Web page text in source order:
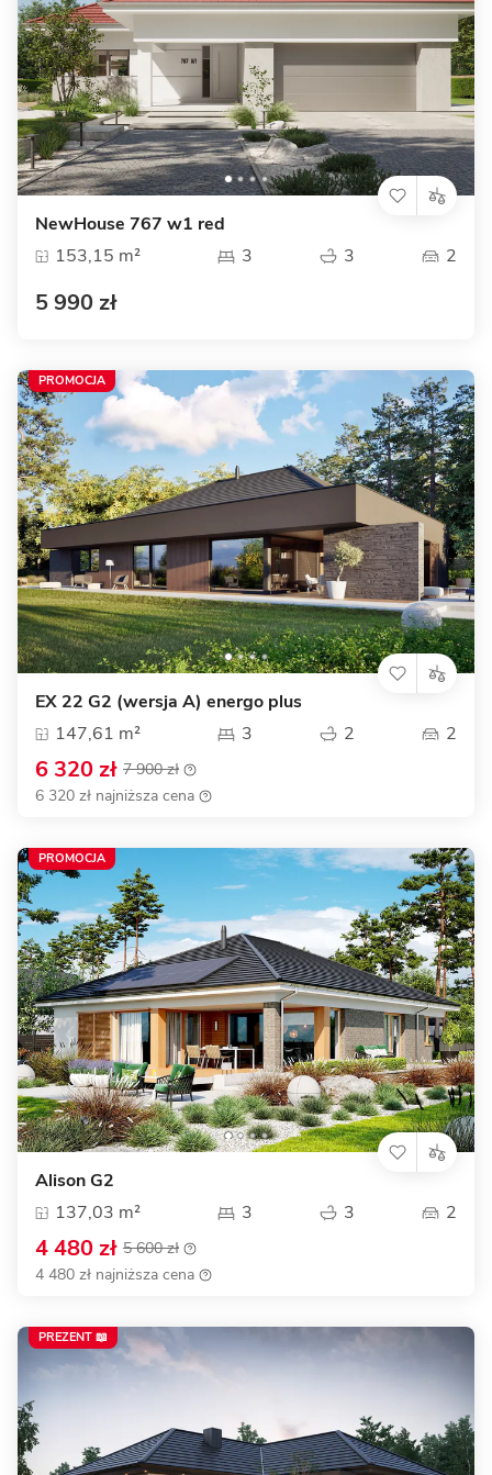
NewHouse 767 w1 red
153,15 m²
3 3 2
5 990 zł
EX 22 G2 (wersja A) energo plus
147,61 m²
3 2 2
6 320 zł 7 900 zł
6 320 zł najniższa cena
PROMOCJA
Alison G2
137,03 m²
3 3 2
4 480 zł 5 600 zł
4 480 zł najniższa cena
PROMOCJA
PREZENT 📖